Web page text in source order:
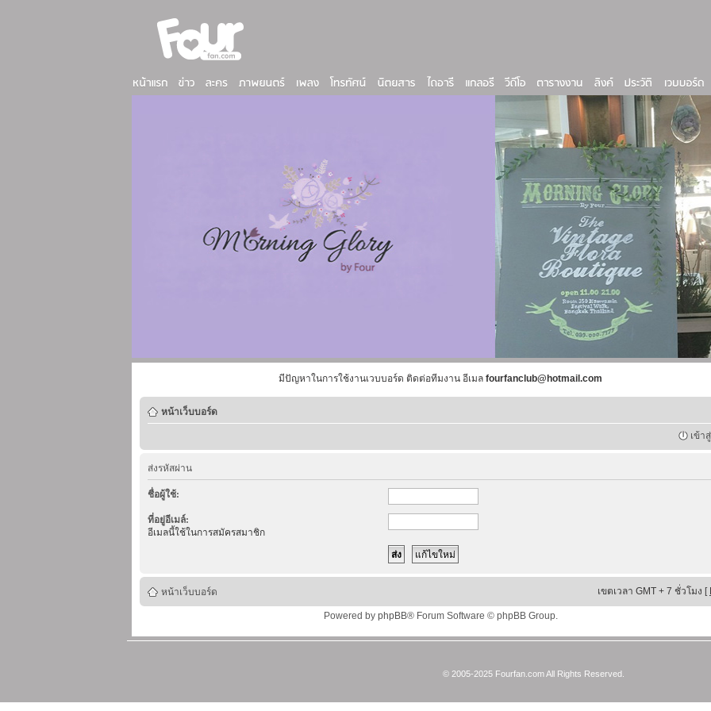
มีปัญหาในการใช้งานเวบบอร์ด ติดต่อทีมงาน อีเมล fourfanclub@hotmail.com
หน้าเว็บบอร์ด
เข้า
ส่งรหัสผ่าน
ชื่อผู้ใช้:
ที่อยู่อีเมล์:
อีเมลนี้ใช้ในการสมัครสมาชิก
หน้าเว็บบอร์ด เขตเวลา GMT + 7 ชั่วโมง [
Powered by phpBB® Forum Software © phpBB Group.
© 2005-2025 Fourfan.com All Rights Reserved.